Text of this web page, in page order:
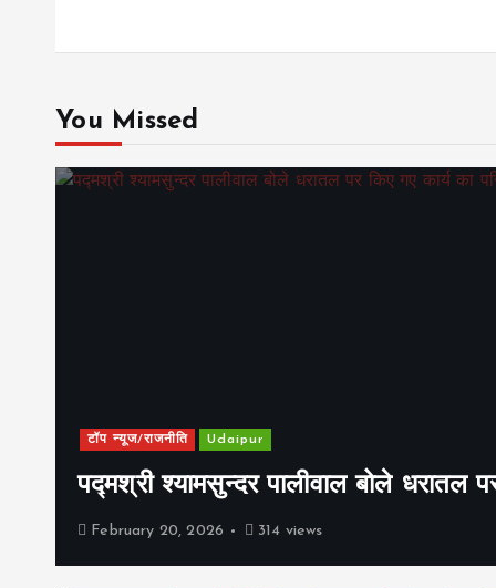
You Missed
टॉप न्यूज/राजनीति Udaipur
पद्मश्री श्यामसुन्दर पालीवाल बोले धरातल
February 20, 2026 314 views